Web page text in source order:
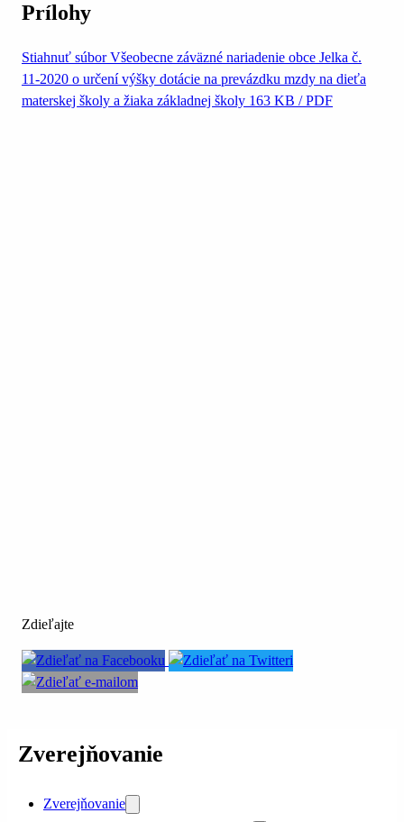
Prílohy
Stiahnuť súborVšeobecne záväzné nariadenie obce Jelka č.
11-2020 o určení výšky dotácie na prevázdku mzdy na dieťa
materskej školy a žiaka základnej školy 163 KB / PDF
Zdieľajte
Zverejňovanie
Zverejňovanie